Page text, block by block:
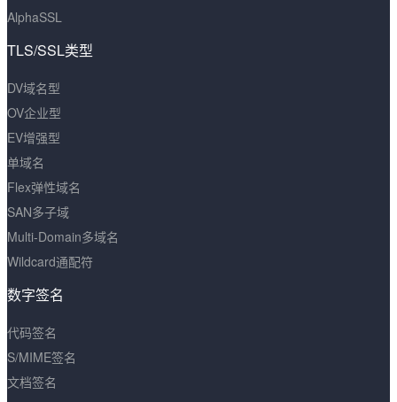
AlphaSSL
TLS/SSL类型
DV域名型
OV企业型
EV增强型
单域名
Flex弹性域名
SAN多子域
Multi-Domain多域名
Wildcard通配符
数字签名
代码签名
S/MIME签名
文档签名